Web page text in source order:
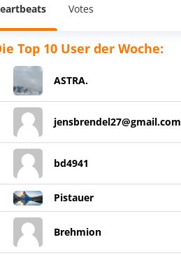
Votes
Top 10 User der Woche:
ASTRA.
jensbrendel27@gmail.com
bd4941
Pistauer
Brehmion